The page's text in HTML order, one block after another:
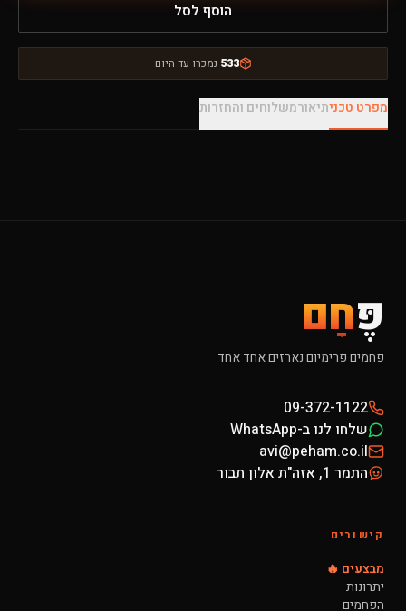
הוסף לסל
533 נמכרו עד היום
מפרט טכניתיאורמשלוחים והחזרות
פֶּחָם
פחמים פרימיום נארזים אחד אחד
09-372-1122
שלחו לנו ב-WhatsApp
avi@peham.co.il
התמר 1, אזה"ת אלון תבור
קישורים
מבצעים 🔥
יתרונות
הפחמים